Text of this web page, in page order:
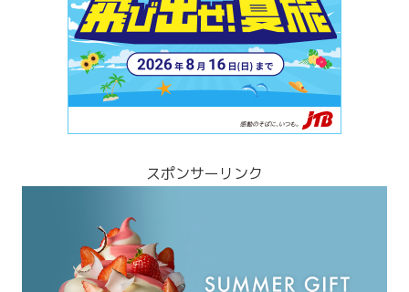
スポンサーリンク